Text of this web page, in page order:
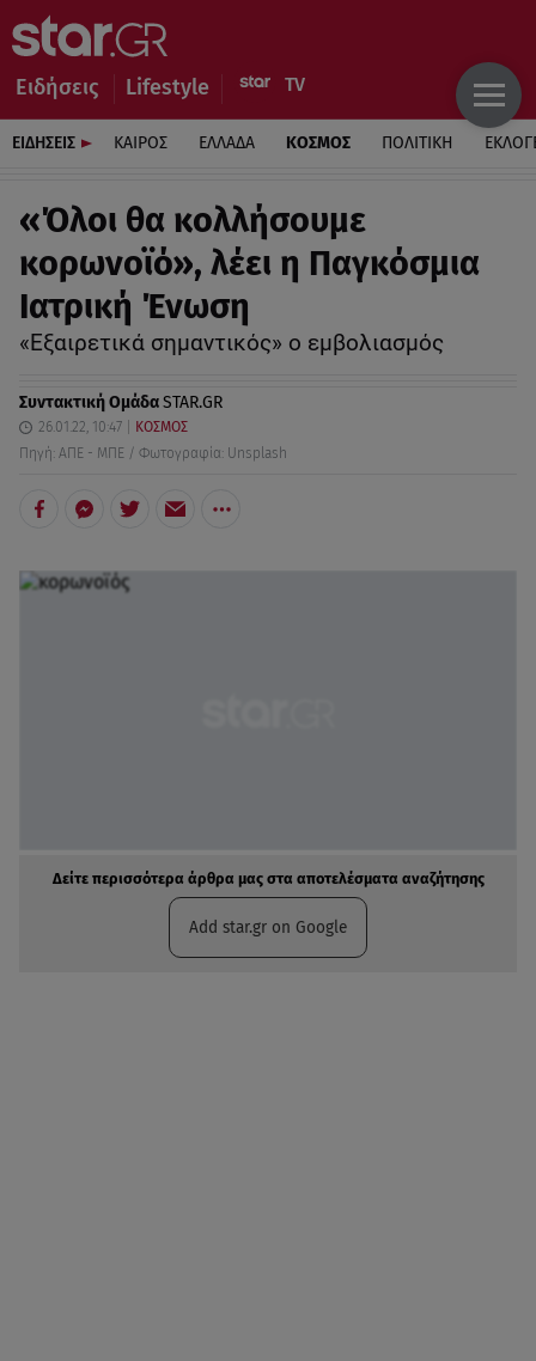
Ειδήσεις Lifestyle
ΕΙΔΗΣΕΙΣ ΚΑΙΡΟΣ ΕΛΛΑΔΑ ΚΟΣΜΟΣ ΠΟΛΙΤΙΚΗ
«Όλοι θα κολλήσουμε
κορωνοϊό», λέει η Παγκόσμια
Ιατρική Ένωση
«Εξαιρετικά σημαντικός» ο εμβολιασμός
Συντακτική ΟμάδαSTAR.GR
26.01.22, 10:47
ΚΟΣΜΟΣ
Πηγή: ΑΠΕ - ΜΠΕ / Φωτογραφία: Unsplash
Δείτε περισσότερα άρθρα μας στα αποτελέσματα αναζήτησης
Add star.gr on Google